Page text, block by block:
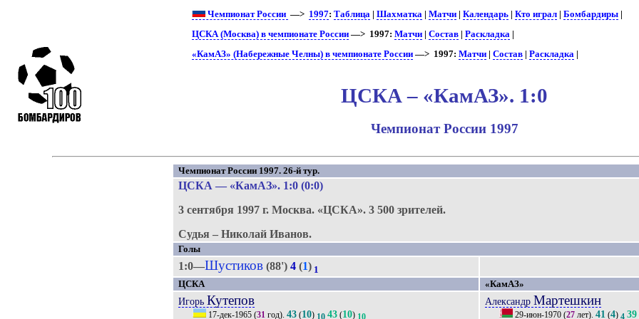
Чемпионат России —> 1997:Таблица |Шахматка |Матчи |Календарь |Кто играл |Бомбардиры
ЦСКА (Москва) в чемпионате России —> 1997:Матчи |Состав |Раскладка |
«КамАЗ» (Набережные Челны) в чемпионате России —> 1997:Матчи |Состав |Раскладка |
ЦСКА – «КамАЗ». 1:0
Чемпионат России 1997
Чемпионат России 1997. 26-й тур.
ЦСКА — «КамАЗ». 1:0 (0:0)
3 сентября 1997 г.Москва. «ЦСКА».3 500 зрителей.
Судья – Николай Иванов.
Голы
1:0—Шустиков (88')4 (1) 1
ЦСКА
«КамАЗ»
Игорь Кутепов
17-дек-1965 (31 год).43 (10) 43 (10)
Александр Мартешкин
29-июн-1970 (27 лет).41 (4) 39